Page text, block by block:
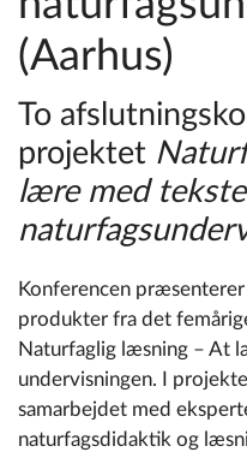
(Aarhus)
To
projektet
lære med
Konferencen
produkter fra det
Naturfaglig læsning – At
undervisningen. I
samarbejdet med
naturfagsdidaktik og